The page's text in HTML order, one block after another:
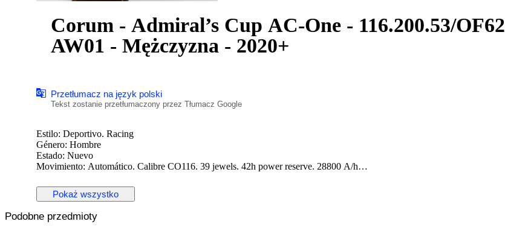
Corum - Admiral’s Cup AC-One - 116.200.53/OF62
AW01 - Mężczyzna - 2020+
Przetłumacz na język polski
Tekst zostanie przetłumaczony przez Tłumacz Google
Estilo: Deportivo. Racing
Género: Hombre
Estado: Nuevo
Movimiento: Automático. Calibre CO116. 39 jewels. 42h power reserve. 28800 A/h
Corona: Bronce. Con logo.
Tapa trasera: Bronce. Con cristal. Con inscripciones. Roscada.
Cristal: Zafiro esférico antirreflectante
Pokaż wszystko
Podobne przedmioty